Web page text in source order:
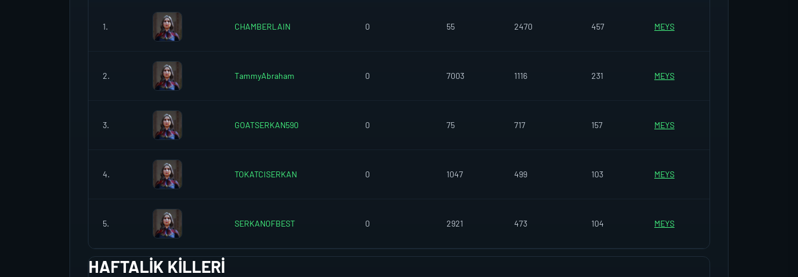
1. CHAMBERLAIN 0 55 2470 457 MEYS
2. TammyAbraham 0 7003 1116 231 MEYS
3. GOATSERKAN590 0 75 717 157 MEYS
4. TOKATCISERKAN 0 1047 499 103 MEYS
5. SERKANOFBEST 0 2921 473 104 MEYS
HAFTALIK KILLERI